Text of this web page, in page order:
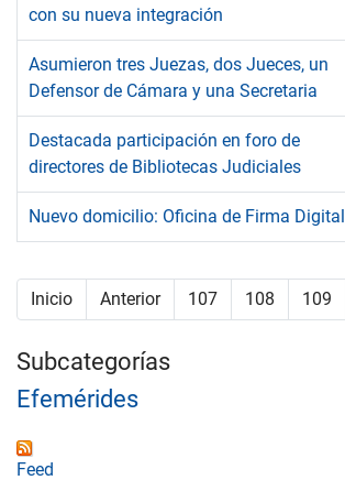
con su nueva integración
Asumieron tres Juezas, dos Jueces, un
Defensor de Cámara y una Secretaria
Destacada participación en foro de
directores de Bibliotecas Judiciales
Nuevo domicilio: Oficina de Firma Digital
Inicio Anterior 107 108 109
Subcategorías
Efemérides
Feed